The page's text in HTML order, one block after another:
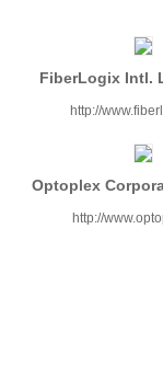
FiberLogix Intl.
http://
Optoplex
http://